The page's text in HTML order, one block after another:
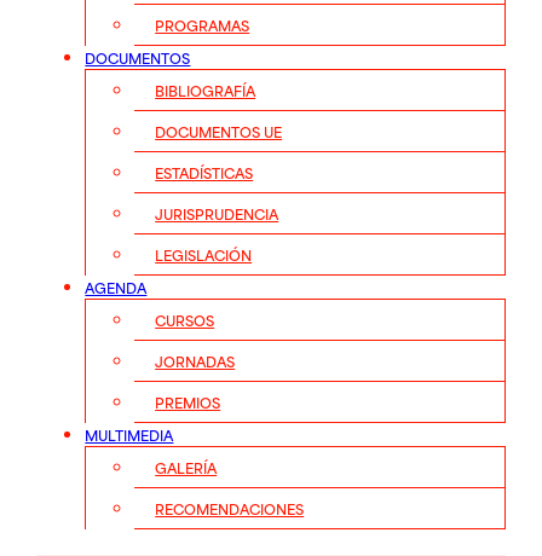
PROGRAMAS
DOCUMENTOS
BIBLIOGRAFÍA
DOCUMENTOS UE
ESTADÍSTICAS
JURISPRUDENCIA
LEGISLACIÓN
AGENDA
CURSOS
JORNADAS
PREMIOS
MULTIMEDIA
GALERÍA
RECOMENDACIONES